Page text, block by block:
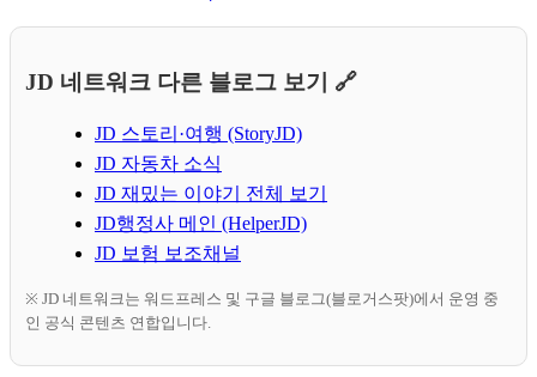
JD 네트워크 다른 블로그 보기 🔗
JD 스토리·여행 (StoryJD)
JD 자동차 소식
JD 재밌는 이야기 전체 보기
JD행정사 메인 (HelperJD)
JD 보험 보조채널
※ JD 네트워크는 워드프레스 및 구글 블로그(블로거스팟)에서 운영 중
인 공식 콘텐츠 연합입니다.